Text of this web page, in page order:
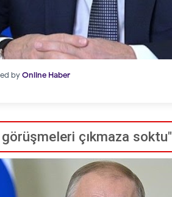
byOnline Haber
çıkmaza soktu"